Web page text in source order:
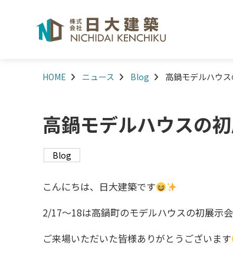
HOME ニュース Blog 高鍋モデルハウ
高鍋モデルハウスの
Blog
こんにちは、日大建築です
2/17～18は高鍋町のモデルハウスの初展示
ご来場いただいた皆様ありがとうございます